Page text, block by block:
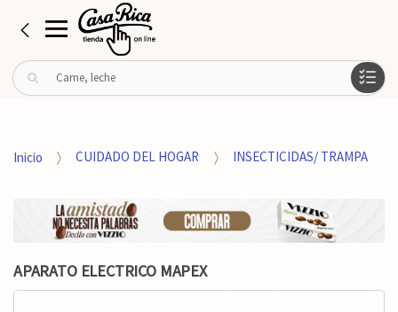
B
u
rInicio CUIDADO DEL HOGAR INSECTICIDAS/ TRAMPA
APARATO ELECTRICO MAPEX